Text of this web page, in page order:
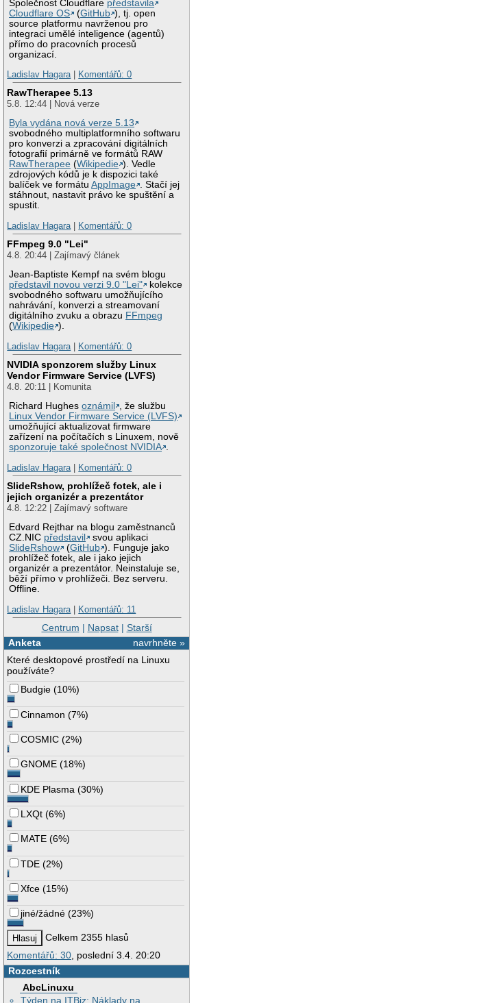
Společnost Cloudflare představila
Cloudflare OS
(GitHub ), tj. open
source platformu navrženou pro
integraci umělé inteligence (agentů)
přímo do pracovních procesů
organizací.
Ladislav Hagara| Komentářů: 0
RawTherapee 5.13
5.8. 12:44 | Nová verze
Byla vydána nová verze 5.13
svobodného multiplatformního softwaru
pro konverzi a zpracování digitálních
fotografií primárně ve formátů RAW
RawTherapee (Wikipedie ). Vedle
zdrojových kódů je k dispozici také
balíček ve formátuAppImage . Stačí jej
stáhnout, nastavit právo ke spuštění a
spustit.
Ladislav Hagara| Komentářů: 0
FFmpeg 9.0 "Lei"
4.8. 20:44 | Zajímavý článek
Jean-Baptiste Kempf na svém blogu
představil novou verzi 9.0 "Lei"
kolekce
svobodného softwaru umožňujícího
nahrávání, konverzi a streamovaní
digitálního zvuku a obrazu FFmpeg
(Wikipedie ).
Ladislav Hagara| Komentářů: 0
NVIDIA sponzorem služby Linux
Vendor Firmware Service (LVFS)
4.8. 20:11 | Komunita
Richard Hughesoznámil
, že službu
Linux Vendor Firmware Service (LVFS)
umožňující aktualizovat firmware
zařízení na počítačích s Linuxem, nově
sponzoruje také společnost NVIDIA .
Ladislav Hagara| Komentářů: 0
SlideRshow, prohlížeč fotek, ale i
jejich organizér a prezentátor
4.8. 12:22 | Zajímavý software
Edvard Rejthar na blogu zaměstnanců
CZ.NIC představil
svou aplikaci
SlideRshow
(GitHub ). Funguje jako
prohlížeč fotek, ale i jako jejich
organizér a prezentátor. Neinstaluje se,
běží přímo v prohlížeči. Bez serveru.
Offline.
Ladislav Hagara| Komentářů: 11
Centrum | Napsat| Starší
navrhněte »
Anketa
Které desktopové prostředí na Linuxu
používáte?
Budgie (10%)
Cinnamon (7%)
COSMIC (2%)
GNOME (18%)
KDE Plasma (30%)
LXQt (6%)
MATE (6%)
TDE (2%)
Xfce (15%)
jiné/žádné (23%)
Celkem 2355 hlasů
Komentářů: 30 , poslední 3.4. 20:20
Rozcestník
AbcLinuxu
Týden na ITBiz: Náklady na